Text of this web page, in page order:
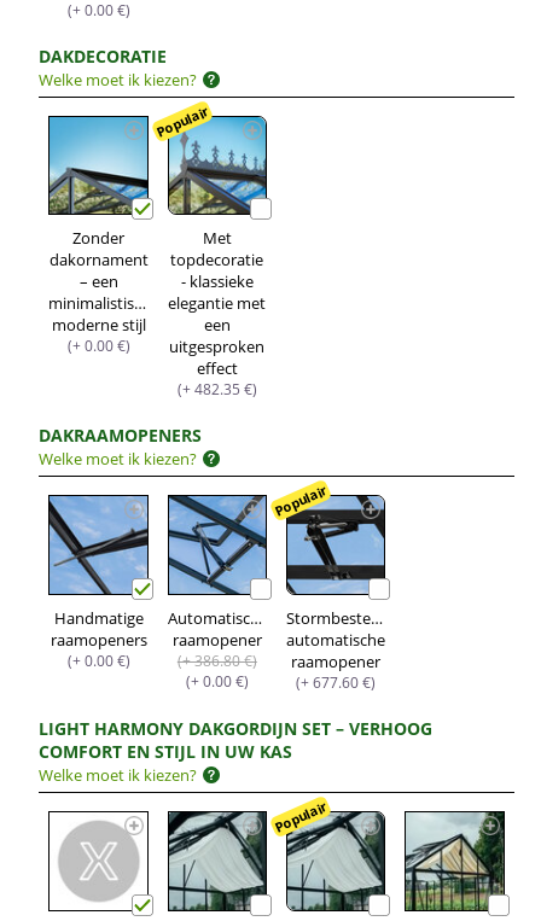
(+ 0.00 €)
DAKDECORATIE
Welke moet ik kiezen?
Zonder
dakornament
– een
minimalistische,
moderne stijl
(+ 0.00 €)
Met
topdecoratie
- klassieke
elegantie met
een
uitgesproken
effect
(+ 482.35 €)
Populair
DAKRAAMOPENERS
Welke moet ik kiezen?
Handmatige
raamopeners
(+ 0.00 €)
Automatische
raamopener
(+ 386.80 €)
(+ 0.00 €)
Stormbestendige
automatische
raamopener
(+ 677.60 €)
Populair
LIGHT HARMONY DAKGORDIJN SET – VERHOOG
COMFORT EN STIJL IN UW KAS
Welke moet ik kiezen?
Populair